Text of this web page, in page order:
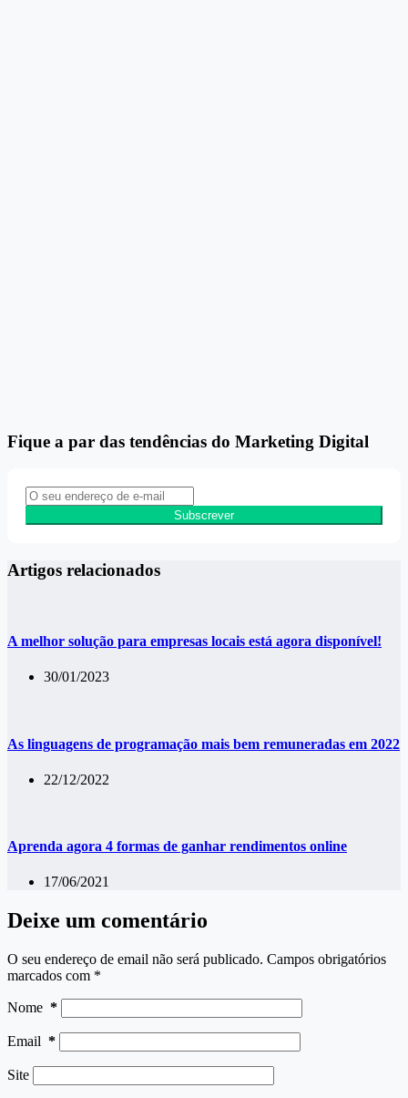
Fique a par das tendências do Marketing Digital
Subscrever
Artigos relacionados
A melhor solução para empresas locais está agora disponível!
30/01/2023
As linguagens de programação mais bem remuneradas em 2022
22/12/2022
Aprenda agora 4 formas de ganhar rendimentos online
17/06/2021
Deixe um comentário
O seu endereço de email não será publicado. Campos obrigatórios
marcados com *
Nome *
Email *
Site